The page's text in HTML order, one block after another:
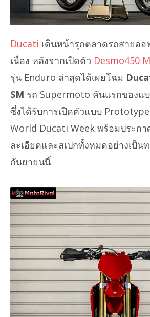
Ducati เดินหน้ารุกตลาดรถสายออ
เนื่อง หลังจากเปิดตัว Desmo450
รุ่น Enduro ล่าสุดได้เผยโฉม
SM รถ Supermoto คันแรกของแ
ซึ่งได้รับการเปิดตัวแบบ
World Ducati Week พร้อมประกา
ละเอียดและสเปกทั้งหมดอย่างเป็น
กันยายนนี้